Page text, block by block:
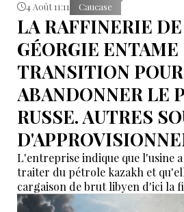
4 Août 11:11 Caucase
LA RAFFINERIE
GÉORGIE ENTAME
TRANSITION POUR
ABANDONNER LE
RUSSE. AUTRES
L'entreprise indique que l'usine
traiter du pétrole kazakh et
cargaison de brut libyen d'ici la